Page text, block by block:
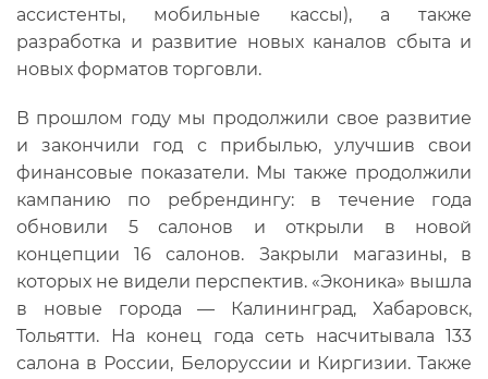
ассистенты, мобильные кассы), а также
разработка и развитие новых каналов сбыта и
новых форматов торговли.
В прошлом году мы продолжили свое развитие
и закончили год с прибылью, улучшив свои
финансовые показатели. Мы также продолжили
кампанию по ребрендингу: в течение года
обновили 5 салонов и открыли в новой
концепции 16 салонов. Закрыли магазины, в
которых не видели перспектив. «Эконика» вышла
в новые города — Калининград, Хабаровск,
Тольятти. На конец года сеть насчитывала 133
салона в России, Белоруссии и Киргизии. Также